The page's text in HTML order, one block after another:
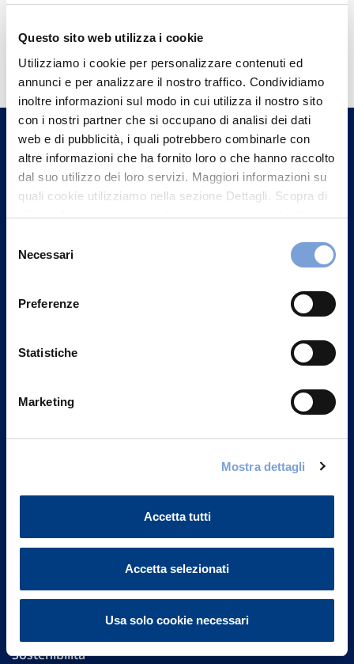
Questo sito web utilizza i cookie
Utilizziamo i cookie per personalizzare contenuti ed
annunci e per analizzare il nostro traffico. Condividiamo
inoltre informazioni sul modo in cui utilizza il nostro sito
con i nostri partner che si occupano di analisi dei dati
web e di pubblicità, i quali potrebbero combinarle con
altre informazioni che ha fornito loro o che hanno raccolto
dal suo utilizzo dei loro servizi. Maggiori informazioni su
quali cookie utilizziamo nella sezione Dettagli. Scopra di
più su chi siamo, come può contattarci e come trattiamo i
può trovare nel footer del sito nella sezione "Informativa
delNecessari
Preferenze
Statistiche
Marketing
Mostra dettagli
Accetta tutti
Accetta selezionati
Usa solo cookie necessari
Hai bisogno di
informazioni?
Trova l'Agenzia più vicina a te e parla con
un nostro Agente.
Contattaci
Vittoria Assicurazioni S.p.A.
Governance
Altre informazioni
Sostenibilità